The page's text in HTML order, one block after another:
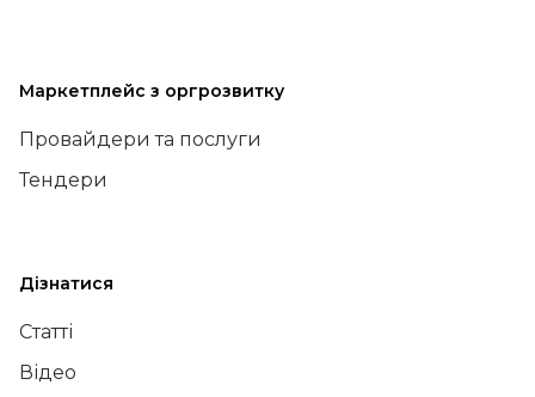
Маркетплейс з оргрозвитку
Провайдери та послуги
Тендери
Дізнатися
Статті
Відео